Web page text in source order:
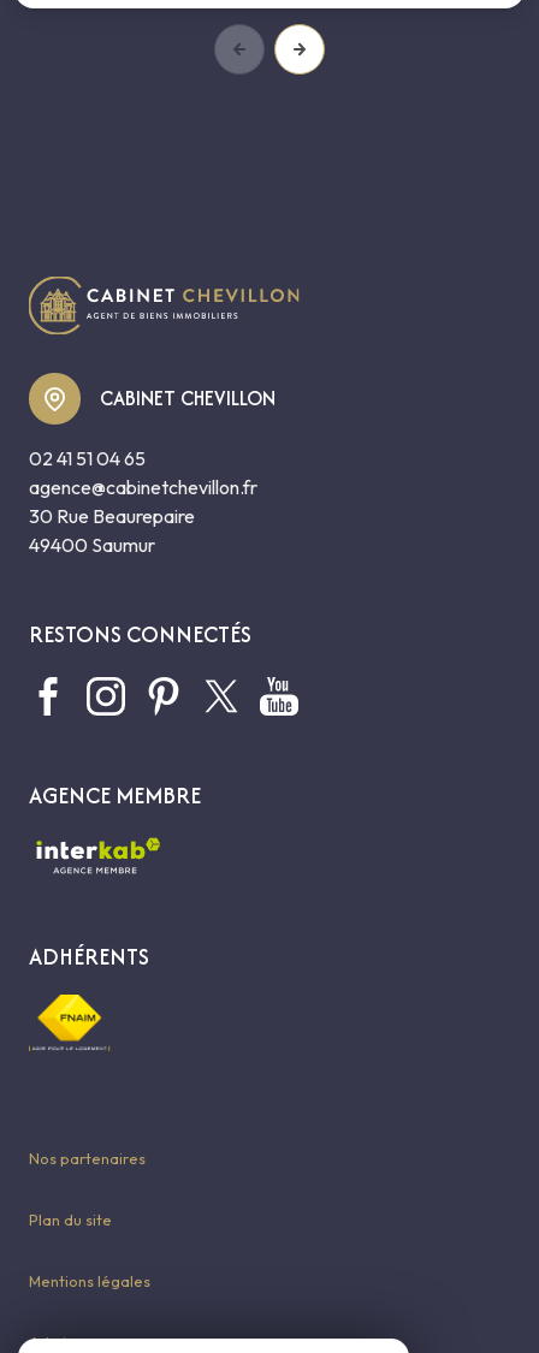
CABINET CHEVILLON
02 41 51 04 65
agence@cabinetchevillon.fr
30 Rue Beaurepaire
49400 Saumur
RESTONS CONNECTÉS
AGENCE MEMBRE
ADHÉRENTS
Nos partenaires
Plan du site
Mentions légales
Admin